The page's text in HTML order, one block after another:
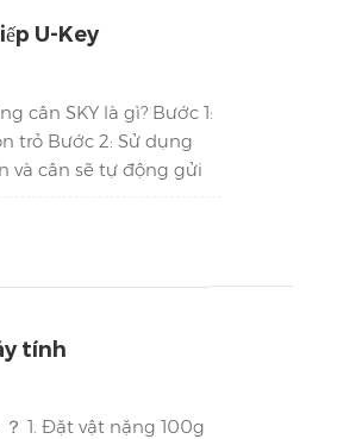
U-Key
cân SKY là gì? Bước 1:
trỏ Bước 2: Sử dụng
và cân sẽ tự động gửi
sẽ tự động gửi giá trị
tính
1. Đặt vật nặng 100g